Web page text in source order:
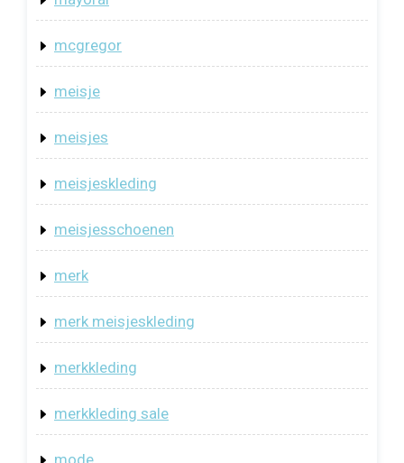
mcgregor
meisje
meisjes
meisjeskleding
meisjesschoenen
merk
merk meisjeskleding
merkkleding
merkkleding sale